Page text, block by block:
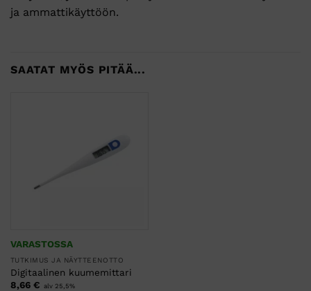
ja ammattikäyttöön.
SAATAT MYÖS PITÄÄ...
VARASTOSSA
TUTKIMUS JA NÄYTTEENOTTO
Digitaalinen kuumemittari
8,66 € alv 25,5%